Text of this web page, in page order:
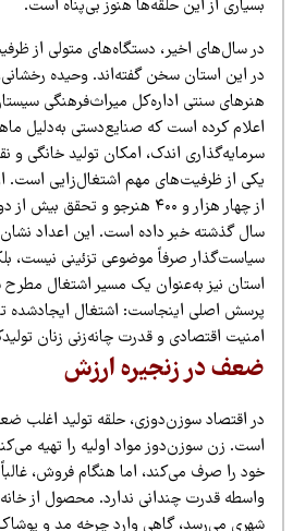
از این حلقه‌ها هنوز بی‌پناه است.
سال‌های اخیر، دستگاه‌های متولی از ظرفیت
این استان سخن گفته‌اند. وحیده رخشانی،
سنتی اداره‌کل میراث‌فرهنگی
کرده است که صنایع‌دستی به‌دلیل ماهیت
اندک، امکان تولید خانگی و
از ظرفیت‌های مهم اشتغال‌زایی است. او
از چهار هزار و ۴۰۰ هنرجو و تحقق بیش از
گذشته خبر داده است. این اعداد نشان
صرفاً موضوعی تزئینی نیست، بلکه
نیز به‌عنوان یک مسیر اشتغال مطرح شده
اصلی اینجاست: اشتغال ایجادشده تا چه
اقتصادی و قدرت چانه‌زنی زنان
در زنجیره ارزش
اقتصاد سوزن‌دوزی، حلقه تولید اغلب
زن سوزن‌دوز مواد اولیه را تهیه می‌کند،
را صرف می‌کند، اما هنگام فروش، غالباً در
قدرت چندانی ندارد. محصول از خانه خارج
می‌رسد، گاهی وارد چرخه مد و پوشاک